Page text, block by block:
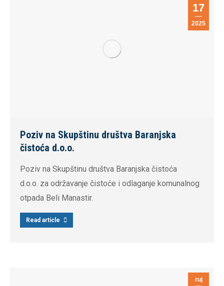
17
2025
Poziv na Skupštinu društva Baranjska
čistoća d.o.o.
Poziv na Skupštinu društva Baranjska čistoća
d.o.o. za održavanje čistoće i odlaganje komunalnog
otpada Beli Manastir.
Read article
ruj